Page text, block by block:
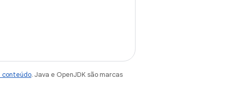
conteúdo. Java e OpenJDK são marcas